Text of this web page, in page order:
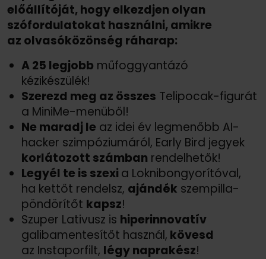
előállítóját, hogy elkezdjen olyan
szófordulatokat használni, amikre
az olvasóközönség ráharap:
A 25 legjobb műfoggyantázó
kézikészülék!
Szerezd meg az összes Telipocak-figurát
a MiniMe-menüből!
Ne maradj le az idei év legmenőbb AI-
hacker szimpóziumáról, Early Bird jegyek
korlátozott számban rendelhetők!
Legyél te is szexi a Loknibongyorítóval,
ha kettőt rendelsz, ajándék szempilla-
pöndörítőt kapsz!
Szuper Lativusz is hiperinnovatív
galibamentesítőt használ, kövesd
az Instaporfilt, légy naprakész!